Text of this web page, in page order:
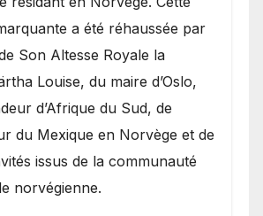
a été réhaussée par
Son Altesse Royale la
Louise, du maire d’Oslo,
d’Afrique du Sud, de
du Mexique en Norvège et de
issus de la communauté
norvégienne.